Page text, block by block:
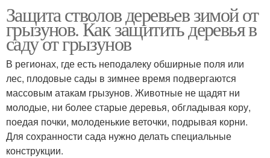
Защита стволов деревьев зимой от
грызунов. Как защитить деревья в
саду от грызунов
В регионах, где есть неподалеку обширные поля или
лес, плодовые сады в зимнее время подвергаются
массовым атакам грызунов. Животные не щадят ни
молодые, ни более старые деревья, обгладывая кору,
поедая почки, молоденькие веточки, подрывая корни.
Для сохранности сада нужно делать специальные
конструкции.